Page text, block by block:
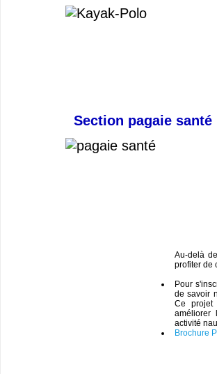
Section pagaie santé
Au-delà
profiter de
Pour
de savoir
Ce projet
améliorer
activité
Brochure